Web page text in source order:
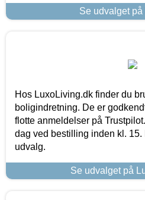
Se udvalget på
Hos LuxoLiving.dk finder du
boligindretning. De er
flotte anmeldelser på
dag ved bestilling inden kl. 15.
udvalg.
Se udvalget på